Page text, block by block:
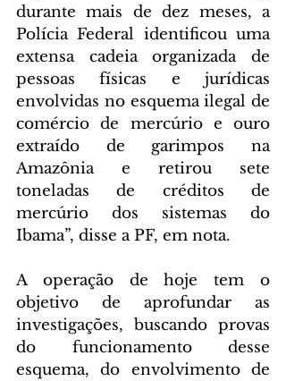
durante mais de dez meses, a
Polícia Federal identificou uma
extensa cadeia organizada de
pessoas físicas e jurídicas
envolvidas no esquema ilegal de
comércio de mercúrio e ouro
extraído de garimpos na
Amazônia e retirou sete
toneladas de créditos de
mercúrio dos sistemas do
Ibama”, disse a PF, em nota.
A operação de hoje tem o
objetivo de aprofundar as
investigações, buscando provas
do funcionamento desse
esquema, do envolvimento de